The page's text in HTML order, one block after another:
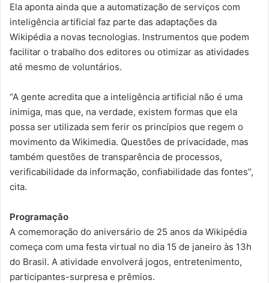
Ela aponta ainda que a automatização de serviços com
inteligência artificial faz parte das adaptações da
Wikipédia a novas tecnologias. Instrumentos que podem
facilitar o trabalho dos editores ou otimizar as atividades
até mesmo de voluntários.
“A gente acredita que a inteligência artificial não é uma
inimiga, mas que, na verdade, existem formas que ela
possa ser utilizada sem ferir os princípios que regem o
movimento da Wikimedia. Questões de privacidade, mas
também questões de transparência de processos,
verificabilidade da informação, confiabilidade das fontes”,
cita.
Programação
A comemoração do aniversário de 25 anos da Wikipédia
começa com uma festa virtual no dia 15 de janeiro às 13h
do Brasil. A atividade envolverá jogos, entretenimento,
participantes-surpresa e prêmios.